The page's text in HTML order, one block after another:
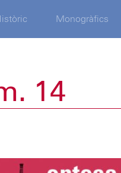
Monogràfics
14